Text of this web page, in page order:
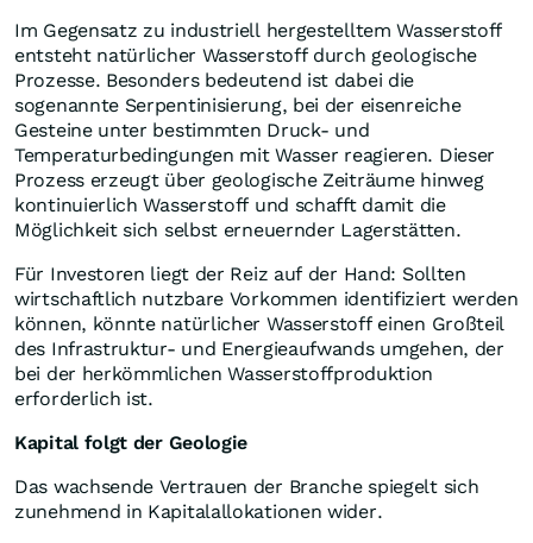
Im Gegensatz zu industriell hergestelltem Wasserstoff
entsteht natürlicher Wasserstoff durch geologische
Prozesse. Besonders bedeutend ist dabei die
sogenannte Serpentinisierung, bei der eisenreiche
Gesteine unter bestimmten Druck- und
Temperaturbedingungen mit Wasser reagieren. Dieser
Prozess erzeugt über geologische Zeiträume hinweg
kontinuierlich Wasserstoff und schafft damit die
Möglichkeit sich selbst erneuernder Lagerstätten.
Für Investoren liegt der Reiz auf der Hand: Sollten
wirtschaftlich nutzbare Vorkommen identifiziert werden
können, könnte natürlicher Wasserstoff einen Großteil
des Infrastruktur- und Energieaufwands umgehen, der
bei der herkömmlichen Wasserstoffproduktion
erforderlich ist.
Kapital folgt der Geologie
Das wachsende Vertrauen der Branche spiegelt sich
zunehmend in Kapitalallokationen wider.